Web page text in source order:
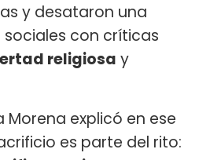
y desataron una
con críticas
religiosa y
Morena explicó en ese
es parte del rito: